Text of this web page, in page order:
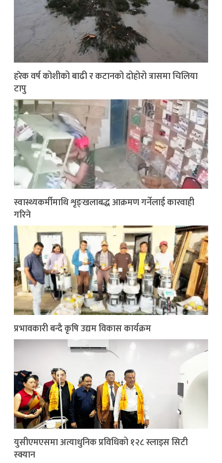
हरेक वर्ष कोशीको बाढी र कटानको दोहोरो त्रासमा चिलिया
टापु
स्वास्थ्यकर्मीमाथि शृङ्खलाबद्ध आक्रमण गर्नेलाई कारवाही
गरिने
प्रभावकारी बन्दै कृषि उद्यम विकास कार्यक्रम
युसीएमएसमा अत्याधुनिक प्रविधिको १२८ स्लाइस सिटी
स्क्यान